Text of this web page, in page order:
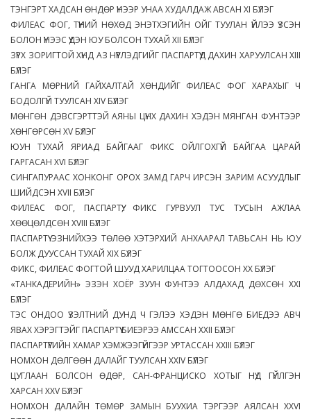
ТЭНГЭРТ ХАДСАН ӨНДӨР ҮНЭЭР УНАА ХУДАЛДАЖ АВСАН XI БҮЛЭГ
ФИЛЕАС ФОГ, ТҮҮНИЙ НӨХӨД ЭНЭТХЭГИЙН ОЙГ ТУУЛАН ҮЙЛЭЭ ҮЗСЭН
БОЛОН ҮҮНЭЭС ҮҮДЭН ЮУ БОЛСОН ТУХАЙ XII БҮЛЭГ
ЗҮРХ ЗОРИГТОЙ ХҮНД АЗ НҮҮРЛЭДГИЙГ ПАСПАРТҮҮД ДАХИН ХАРУУЛСАН XIII
БҮЛЭГ
ГАНГА МӨРНИЙ ГАЙХАЛТАЙ ХӨНДИЙГ ФИЛЕАС ФОГ ХАРАХЫГ Ч
БОДОЛГҮЙ ТУУЛСАН XIV БҮЛЭГ
МӨНГӨН ДЭВСГЭРТТЭЙ АЯНЫ ЦҮНХ ДАХИН ХЭДЭН МЯНГАН ФУНТЭЭР
ХӨНГӨРСӨН XV БҮЛЭГ
ЮУН ТУХАЙ ЯРИАД БАЙГААГ ФИКС ОЙЛГОХГҮЙ БАЙГАА ЦАРАЙ
ГАРГАСАН XVI БҮЛЭГ
СИНГАПУРААС ХОНКОНГ ОРОХ ЗАМД ГАРЧ ИРСЭН ЗАРИМ АСУУДЛЫГ
ШИЙДСЭН XVII БҮЛЭГ
ФИЛЕАС ФОГ, ПАСПАРТҮҮ, ФИКС ГУРВУУЛ ТУС ТУСЫН АЖЛАА
ХӨӨЦӨЛДСӨН XVIII БҮЛЭГ
ПАСПАРТҮҮ ЭЗНИЙХЭЭ ТӨЛӨӨ ХЭТЭРХИЙ АНХААРАЛ ТАВЬСАН НЬ ЮУ
БОЛЖ ДУУССАН ТУХАЙ XIX БҮЛЭГ
ФИКС, ФИЛЕАС ФОГТОЙ ШУУД ХАРИЛЦАА ТОГТООСОН XX БҮЛЭГ
«ТАНКАДЕРИЙН» ЭЗЭН ХОЁР ЗУУН ФУНТЭЭ АЛДАХАД ДӨХСӨН XXI
БҮЛЭГ
ТЭС ОНДОО ҮЗЭЛТНИЙ ДУНД Ч ГЭЛЭЭ ХЭДЭН МӨНГӨ БИЕДЭЭ АВЧ
ЯВАХ ХЭРЭГТЭЙГ ПАСПАРТҮҮ БИЕЭРЭЭ АМССАН XXII БҮЛЭГ
ПАСПАРТҮҮГИЙН ХАМАР ХЭМЖЭЭГҮЙГЭЭР УРТАССАН XXIII БҮЛЭГ
НОМХОН ДӨЛГӨӨН ДАЛАЙГ ТУУЛСАН XXIV БҮЛЭГ
ЦУГЛААН БОЛСОН ӨДӨР, САН-ФРАНЦИСКО ХОТЫГ НҮД ГҮЙЛГЭН
ХАРСАН XXV БҮЛЭГ
НОМХОН ДАЛАЙН ТӨМӨР ЗАМЫН БУУХИА ТЭРГЭЭР АЯЛСАН XXVI